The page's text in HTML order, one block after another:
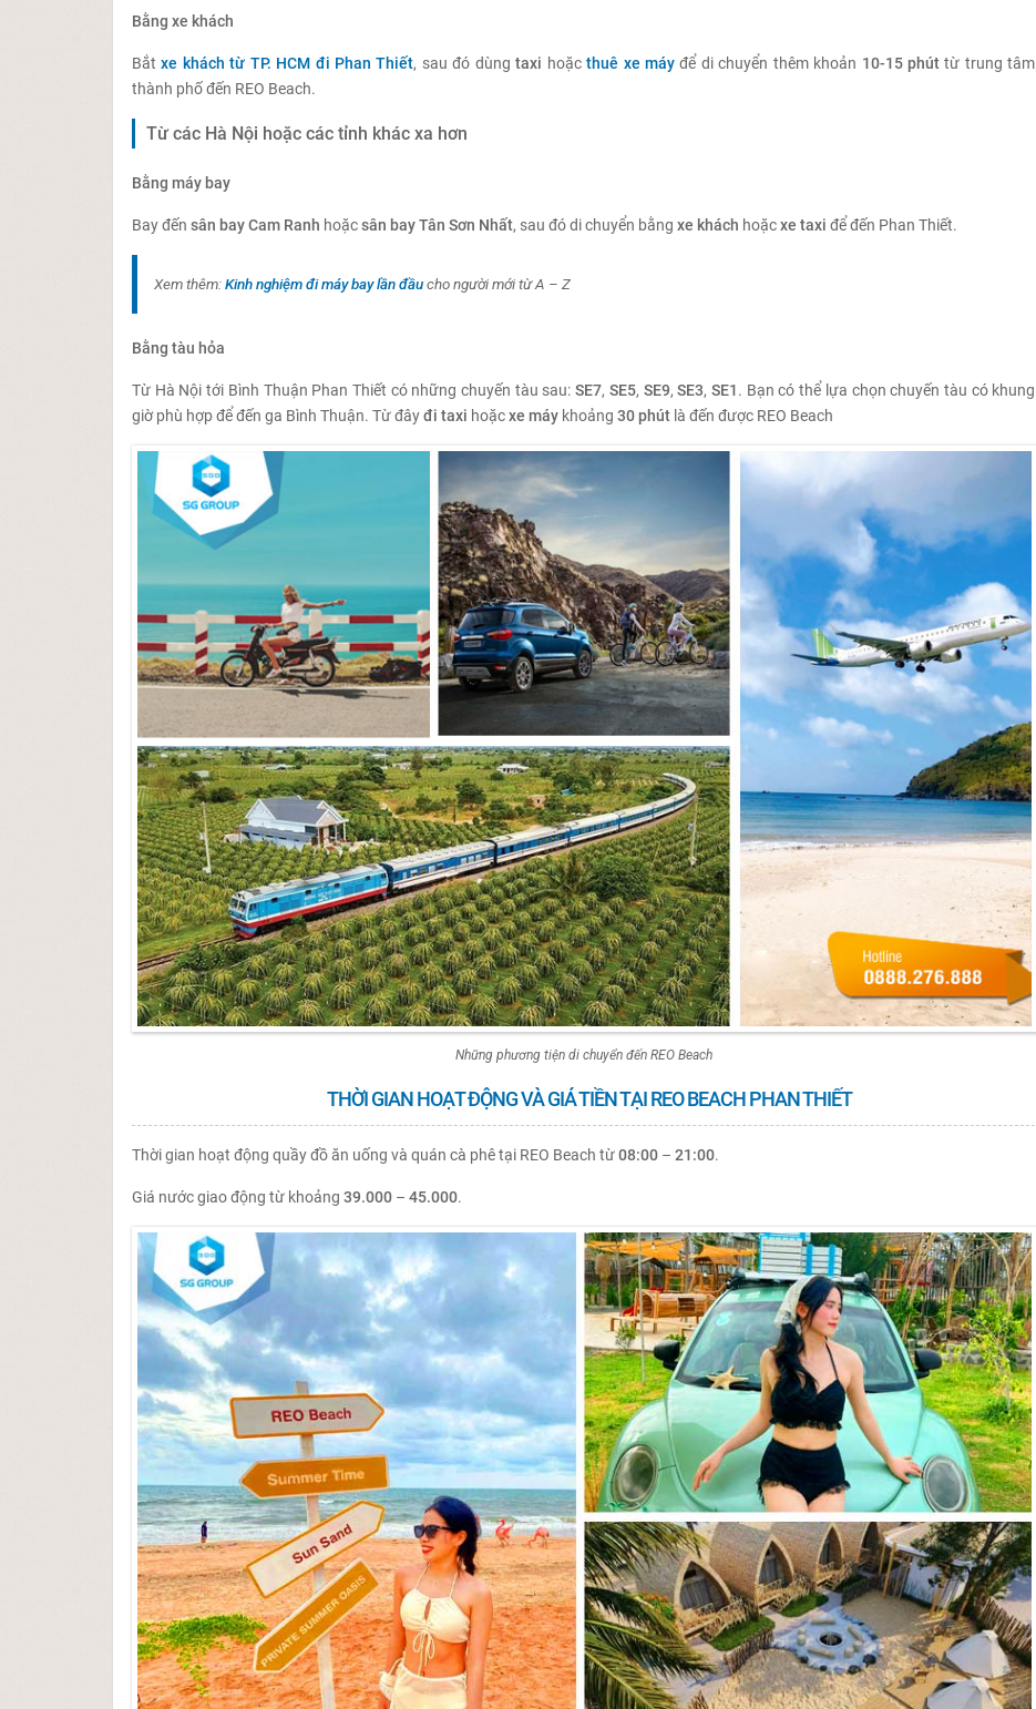
Bằng xe khách
Bắtxe khách từ TP. HCM đi Phan Thiết, sau đó dùngtaxi hoặcthuê xe máyđể di chuyển thêm khoản 10-15 phút từ trung tâm
thành phố đến REO Beach.
Từ các Hà Nội hoặc các tỉnh khác xa hơn
Bằng máy bay
Bay đến sân bay Cam Ranh hoặcsân bay Tân Sơn Nhất, sau đó di chuyển bằng xe khách hoặcxe taxi để đến Phan Thiết.
Xem thêm:Kinh nghiệm đi máy bay lần đầucho người mới từ A – Z
Bằng tàu hỏa
Từ Hà Nội tới Bình Thuận Phan Thiết có những chuyến tàu sau:SE7, SE5, SE9,SE3,SE1. Bạn có thể lựa chọn chuyến tàu có khung
giờ phù hợp để đến ga Bình Thuận. Từ đâyđi taxi hoặcxe máykhoảng 30 phútlà đến được REO Beach
Những phương tiện di chuyển đến REO Beach
THỜI GIAN HOẠT ĐỘNG VÀ GIÁ TIỀN TẠI REO BEACH PHAN THIẾT
Thời gian hoạt động quầy đồ ăn uống và quán cà phê tại REO Beach từ08:00– 21:00.
Giá nước giao động từ khoảng 39.000– 45.000.